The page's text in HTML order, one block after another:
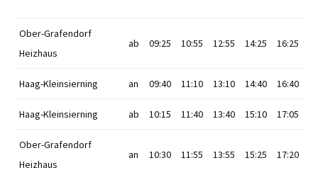
Ober-Grafendorf
Heizhaus
ab 09:25 10:55 12:55 14:25 16:25
Haag-Kleinsierning an 09:40 11:10 13:10 14:40 16:40
Haag-Kleinsierning ab 10:15 11:40 13:40 15:10 17:05
Ober-Grafendorf
Heizhaus
an 10:30 11:55 13:55 15:25 17:20